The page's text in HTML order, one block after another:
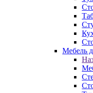
Мебель